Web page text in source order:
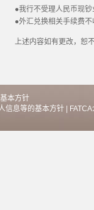
●我行不受理人民币现
●外汇兑换相关手续费
上述内容如有更改，恕
本方针
信息等的基本方针